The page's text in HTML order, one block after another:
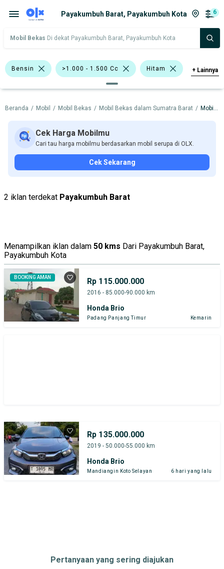
Payakumbuh Barat, Payakumbuh Kota 6
Mobil Bekas Di dekat Payakumbuh Barat, Payakumbuh Kota
Bensin >1.000 - 1.500 Cc Hitam
Emas Abu-Abu Hatchback
Sedan Honda Brio
Honda Mobilio Hyundai Atoz
Harga Merek Dan Model
+ Lainnya
Beranda / Mobil / Mobil Bekas / Mobil Bekas dalam Sumatra Barat / Mobil Bekas dalam Payakumbuh Kota
Cek Harga Mobilmu
Cari tau harga mobilmu berdasarkan mobil serupa di OLX.
Cek Sekarang
2 iklan terdekat Payakumbuh Barat
Menampilkan iklan dalam 50 kms Dari Payakumbuh Barat,
Payakumbuh Kota
BOOKING AMAN Rp 115.000.000
2016 - 85.000-90.000 km
Honda Brio
Padang Panjang Timur Kemarin
Rp 135.000.000
2019 - 50.000-55.000 km
Honda Brio
Mandiangin Koto Selayan 6 hari yang lalu
Pertanyaan yang sering diajukan